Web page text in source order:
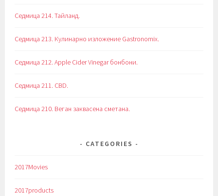
Седмица 214. Тайланд.
Седмица 213. Кулинарно изложение Gastronomix.
Седмица 212. Apple Cider Vinegar бонбони.
Седмица 211. CBD.
Седмица 210. Веган заквасена сметана.
CATEGORIES
2017Movies
2017products